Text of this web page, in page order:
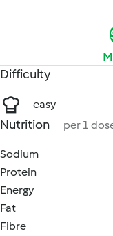
Difficulty
easy
Nutrition per 1
Sodium
Protein
Energy
Fat
Fibre